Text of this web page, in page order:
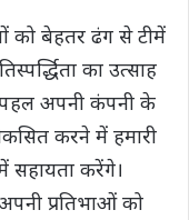
को बेहतर ढंग से टीमें
का उत्‍साह
पहल अपनी कंपनी के
करने में हमारी
सहायता करेंगे।
प्रतिभाओं को